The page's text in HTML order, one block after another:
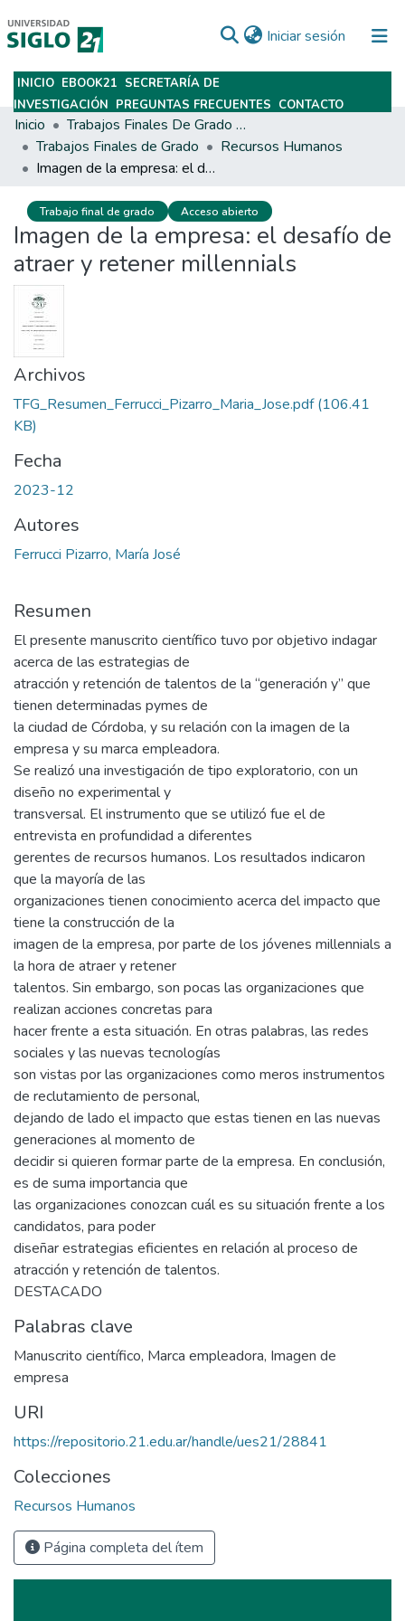
Iniciar sesión (current)
Subir
INICIO EBOOK21 SECRETARÍA DE
INVESTIGACIÓN PREGUNTAS FRECUENTES CONTACTO
Inicio
Trabajos Finales De Grado Y Posgrado
Trabajos Finales de Grado
Recursos Humanos
Imagen de la empresa: el desafío de atraer y retener millennials
Trabajo final de grado Acceso abierto
Imagen de la empresa: el desafío de
atraer y retener millennials
Archivos
TFG_Resumen_Ferrucci_Pizarro_Maria_Jose.pdf(106.41
KB)
Fecha
2023-12
Autores
Ferrucci Pizarro, María José
Resumen
El presente manuscrito científico tuvo por objetivo indagar
acerca de las estrategias de
atracción y retención de talentos de la “generación y” que
tienen determinadas pymes de
la ciudad de Córdoba, y su relación con la imagen de la
empresa y su marca empleadora.
Se realizó una investigación de tipo exploratorio, con un
diseño no experimental y
transversal. El instrumento que se utilizó fue el de
entrevista en profundidad a diferentes
gerentes de recursos humanos. Los resultados indicaron
que la mayoría de las
organizaciones tienen conocimiento acerca del impacto que
tiene la construcción de la
imagen de la empresa, por parte de los jóvenes millennials a
la hora de atraer y retener
talentos. Sin embargo, son pocas las organizaciones que
realizan acciones concretas para
hacer frente a esta situación. En otras palabras, las redes
sociales y las nuevas tecnologías
son vistas por las organizaciones como meros instrumentos
de reclutamiento de personal,
dejando de lado el impacto que estas tienen en las nuevas
generaciones al momento de
decidir si quieren formar parte de la empresa. En conclusión,
es de suma importancia que
las organizaciones conozcan cuál es su situación frente a los
candidatos, para poder
diseñar estrategias eficientes en relación al proceso de
atracción y retención de talentos.
DESTACADO
Palabras clave
Manuscrito científico, Marca empleadora, Imagen de
empresa
URI
https://repositorio.21.edu.ar/handle/ues21/28841
Colecciones
Recursos Humanos
Página completa del ítem